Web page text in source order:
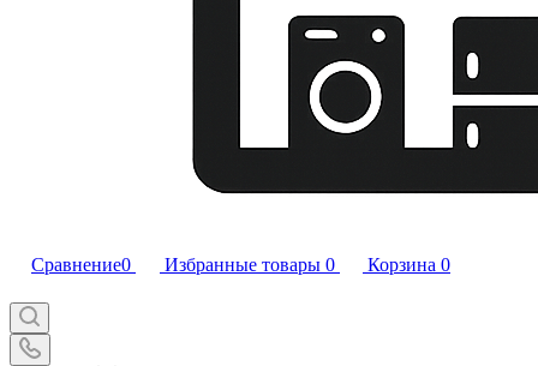
Сравнение0 Избранные товары 0 Корзина 0